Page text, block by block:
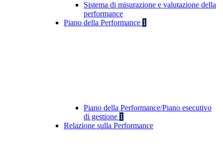
Sistema di misurazione e valutazione della
performance
Piano della Performance 1
Piano della Performance/Piano esecutivo
di gestione 1
Relazione sulla Performance